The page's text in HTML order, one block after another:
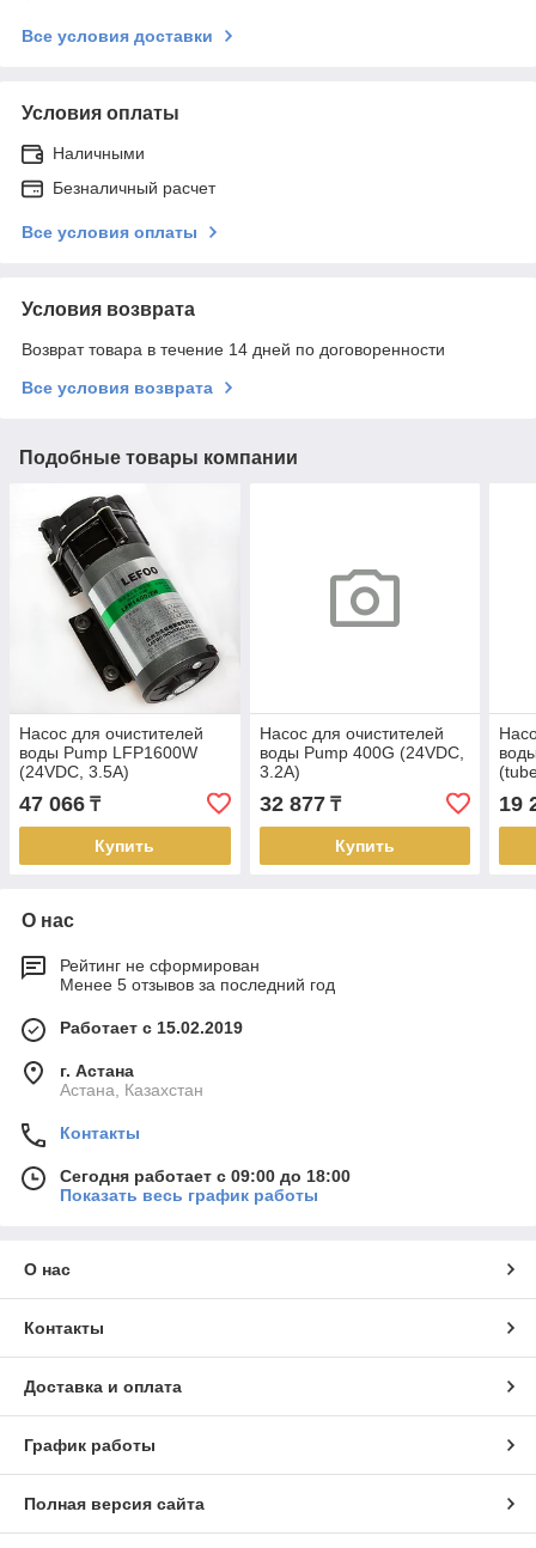
Все условия доставки
Условия оплаты
Наличными
Безналичный расчет
Все условия оплаты
Условия возврата
Возврат товара в течение 14 дней по договоренности
Все условия возврата
Подобные товары компании
Насос для очистителей
воды Pump LFP1600W
(24VDC, 3.5A)
47 066 ₸
Купить
Насос для очистителей
воды Pump 400G (24VDC,
3.2A)
32 877₸
Купить
19
О нас
Рейтинг не сформирован
Менее 5 отзывов за последний год
Работает с 15.02.2019
г. Астана
Астана, Казахстан
Контакты
Сегодня работает с 09:00 до 18:00
Показать весь график работы
О нас
Контакты
Доставка и оплата
График работы
Полная версия сайта